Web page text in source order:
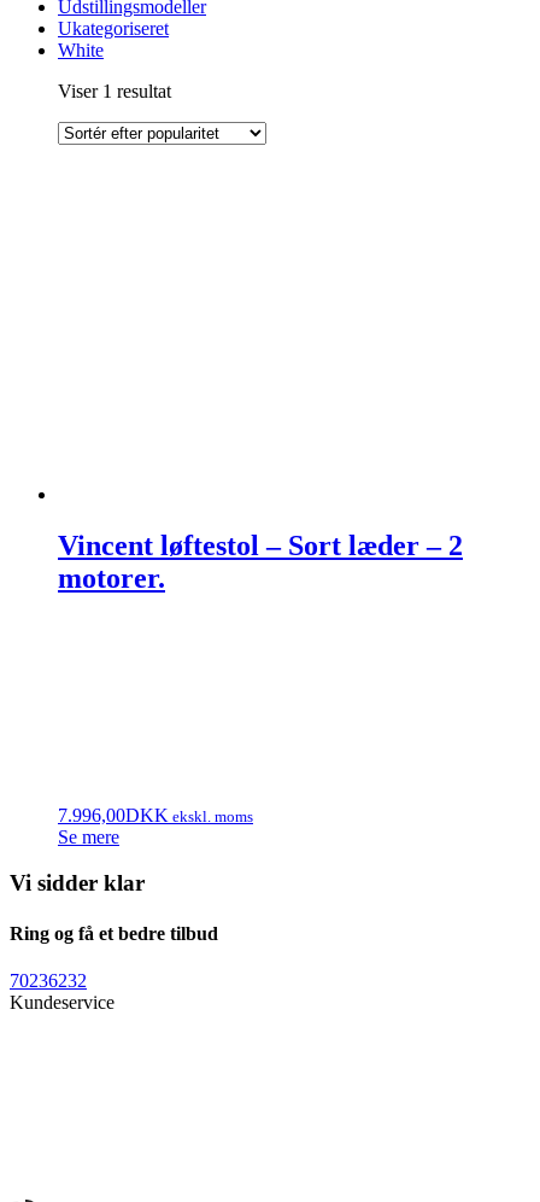
Udstillingsmodeller
Ukategoriseret
White
Viser 1 resultat
Vincent løftestol – Sort læder – 2
motorer.
7.996,00DKK ekskl. moms
Se mere
Vi sidder klar
Ring og få et bedre tilbud
70236232
Kundeservice